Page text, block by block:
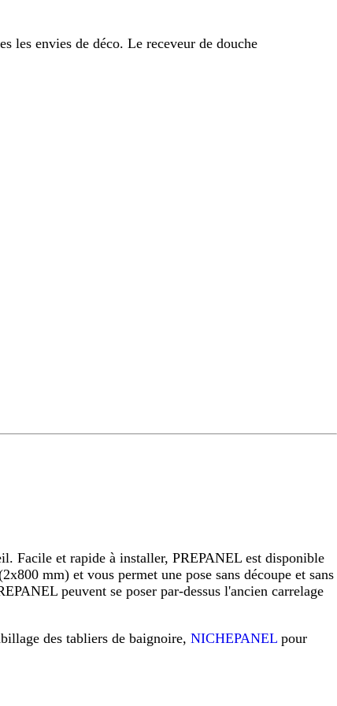
les envies de déco. Le receveur de douche
Facile et rapide à installer, PREPANEL est disponible
mm) et vous permet une pose sans découpe et sans
peuvent se poser par-dessus l'ancien carrelage
des tabliers de baignoire, NICHEPANEL pour